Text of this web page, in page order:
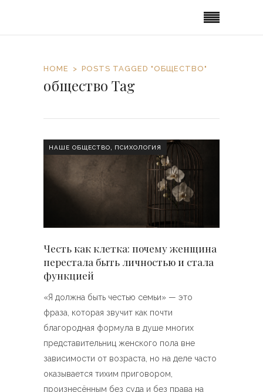
HOME POSTS TAGGED "ОБЩЕСТВО"
общество Tag
НАШЕ ОБЩЕСТВО ПСИХОЛОГИЯ
Честь как клетка: почему женщина
перестала быть личностью и стала
функцией
«Я должна быть честью семьи» — это
фраза, которая звучит как почти
благородная формула в душе многих
представительниц женского пола вне
зависимости от возраста, но на деле часто
оказывается тихим приговором,
произнесённым без суда и без права на